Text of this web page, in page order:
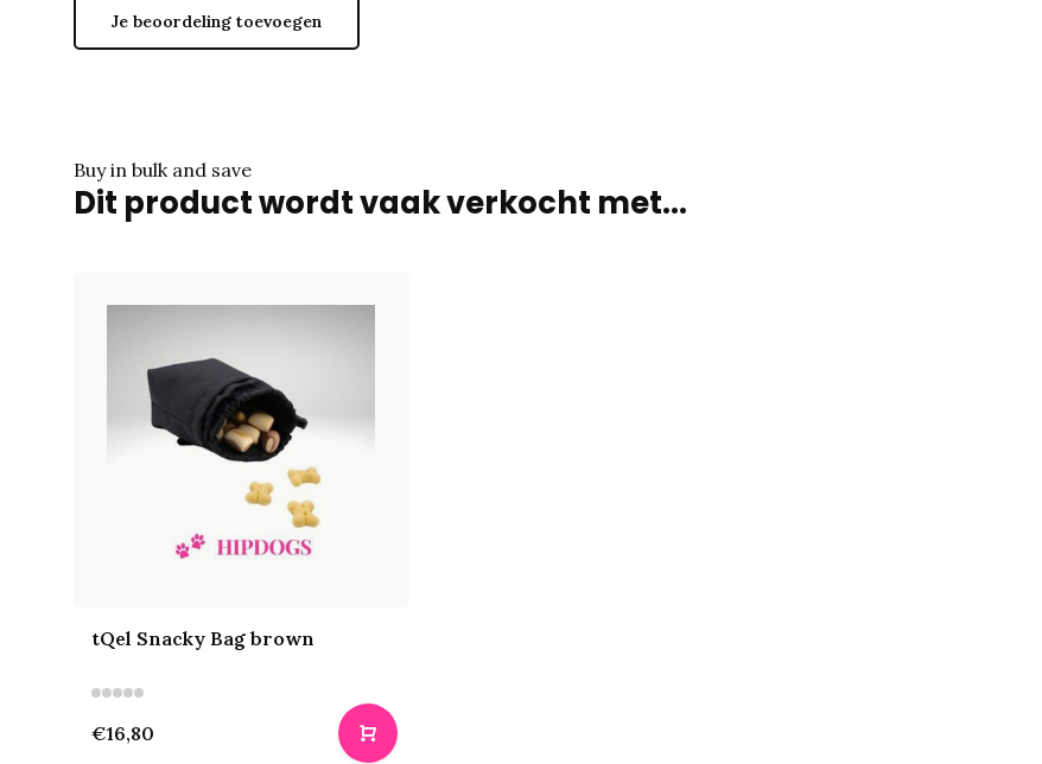
Je beoordeling toevoegen
Buy in bulk and save
Dit product wordt vaak verkocht met...
tQel Snacky Bag brown
€16,80